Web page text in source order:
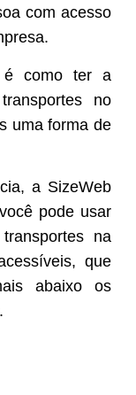
com acesso
é como ter a
no
uma forma de
a SizeWeb
pode usar
na
que
abaixo os